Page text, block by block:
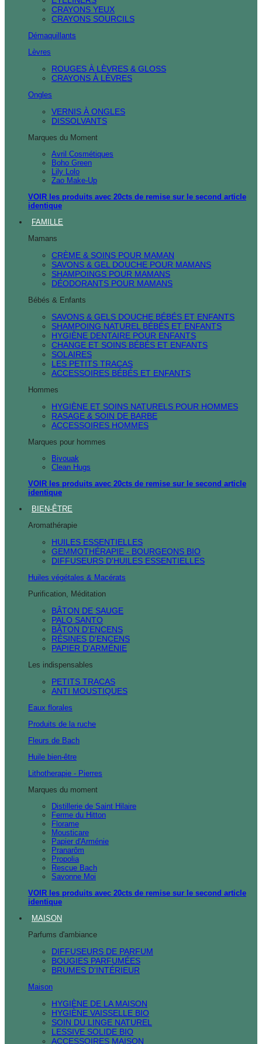
CRAYONS YEUX
CRAYONS SOURCILS
Démaquillants
Lèvres
ROUGES À LÈVRES & GLOSS
CRAYONS À LÈVRES
Ongles
VERNIS À ONGLES
DISSOLVANTS
Marques du Moment
Avril Cosmétiques
Boho Green
Lily Lolo
Zao Make-Up
VOIR les produits avec 20cts de remise sur le second article
identique
FAMILLE
Mamans
CRÈME & SOINS POUR MAMAN
SAVONS & GEL DOUCHE POUR MAMANS
SHAMPOINGS POUR MAMANS
DÉODORANTS POUR MAMANS
Bébés & Enfants
SAVONS & GELS DOUCHE BÉBÉS ET ENFANTS
SHAMPOING NATUREL BÉBÉS ET ENFANTS
HYGIÈNE DENTAIRE POUR ENFANTS
CHANGE ET SOINS BÉBÉS ET ENFANTS
SOLAIRES
LES PETITS TRACAS
ACCESSOIRES BÉBÉS ET ENFANTS
Hommes
HYGIÈNE ET SOINS NATURELS POUR HOMMES
RASAGE & SOIN DE BARBE
ACCESSOIRES HOMMES
Marques pour hommes
Bivouak
Clean Hugs
VOIR les produits avec 20cts de remise sur le second article
identique
BIEN-ÊTRE
Aromathérapie
HUILES ESSENTIELLES
GEMMOTHÉRAPIE - BOURGEONS BIO
DIFFUSEURS D'HUILES ESSENTIELLES
Huiles végétales & Macérats
Purification, Méditation
BÂTON DE SAUGE
PALO SANTO
BÂTON D'ENCENS
RÉSINES D'ENCENS
PAPIER D'ARMÉNIE
Les indispensables
PETITS TRACAS
ANTI MOUSTIQUES
Eaux florales
Produits de la ruche
Fleurs de Bach
Huile bien-être
Lithotherapie - Pierres
Marques du moment
Distillerie de Saint Hilaire
Ferme du Hitton
Florame
Mousticare
Papier d'Arménie
Pranarôm
Propolia
Rescue Bach
Savonne Moi
VOIR les produits avec 20cts de remise sur le second article
identique
MAISON
Parfums d'ambiance
DIFFUSEURS DE PARFUM
BOUGIES PARFUMÉES
BRUMES D'INTÉRIEUR
Maison
HYGIÈNE DE LA MAISON
HYGIÈNE VAISSELLE BIO
SOIN DU LINGE NATUREL
LESSIVE SOLIDE BIO
ACCESSOIRES MAISON